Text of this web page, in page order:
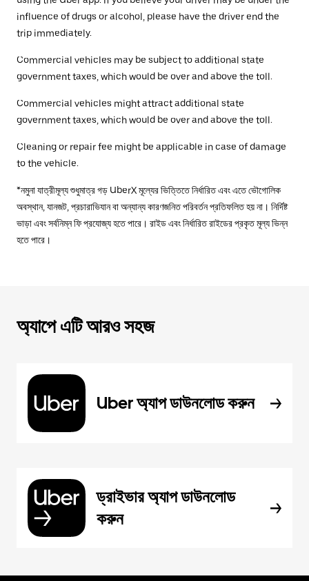
influence of drugs or alcohol, please have the driver end the
trip immediately.
Commercial vehicles may be subject to additional state
government taxes, which would be over and above the toll.
Commercial vehicles might attract additional state
government taxes, which would be over and above the toll.
Cleaning or repair fee might be applicable in case of damage
to the vehicle.
*নমুনা যাত্রীমূল্য শুধুমাত্র গড় UberX মূল্যের ভিত্তিতে নির্ধারিত এবং এতে ভৌগোলিক
অবস্থান, যানজট, প্রচারাভিযান বা অন্যান্য কারণজনিত পরিবর্তন প্রতিফলিত হয় না। নির্দিষ্ট
ভাড়া এবং সর্বনিম্ন ফি প্রযোজ্য হতে পারে। রাইড এবং নির্ধারিত রাইডের প্রকৃত মূল্য ভিন্ন
হতে পারে।
অ্যাপে এটি আরও সহজ
Uber অ্যাপ ডাউনলোড করুন
ড্রাইভার অ্যাপ ডাউনলোড
করুন